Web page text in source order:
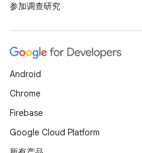
参加调查研究
Android
Chrome
Firebase
Google Cloud Platform